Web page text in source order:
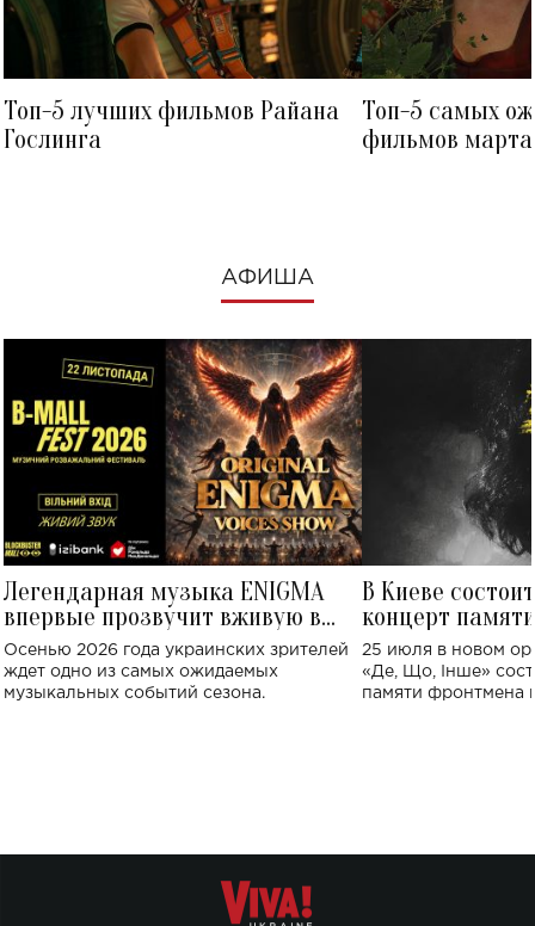
Топ-5 лучших фильмов Райана
Гослинга
Топ-5 самых
фильмов
АФИША
Легендарная музыка ENIGMA
впервые прозвучит вживую в
Украине: где состоится концерт
Осенью 2026 года украинских зрителей
ждет одно из самых ожидаемых
музыкальных событий сезона.
В Киеве
концерт
Клименко:
исполнят песни
25 июля в новом
«Де, Що, Інше»
памяти фронтмена